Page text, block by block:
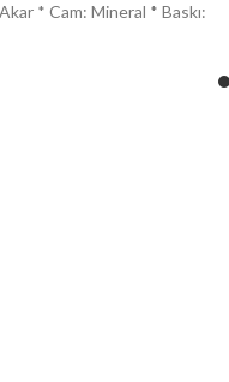
* Cam: Mineral * Baskı: